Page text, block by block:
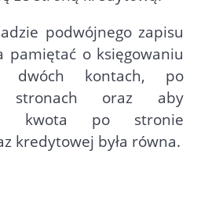
podwójnego zapisu
pamiętać o księgowaniu
dwóch kontach, po
stronach oraz aby
kwota po stronie
kredytowej była równa.